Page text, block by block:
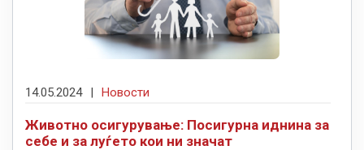
14.05.2024 | Новости
Животно осигурување: Посигурна иднина за
себе и за луѓето кои ни значат